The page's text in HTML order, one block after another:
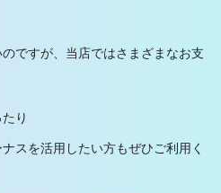
ですが、当店ではさまざまなお支
り
スを活用したい方もぜひご利用く